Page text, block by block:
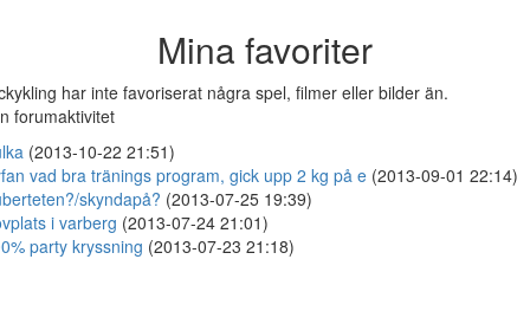
Mina favoriter
har inte favoriserat några spel, filmer eller bilder än.
forumaktivitet
(2013-10-22 21:51)
vad bra tränings program, gick upp 2 kg på e (2013-09-01 22:14)
skyndapå? (2013-07-25 19:39)
i varberg (2013-07-24 21:01)
party kryssning (2013-07-23 21:18)